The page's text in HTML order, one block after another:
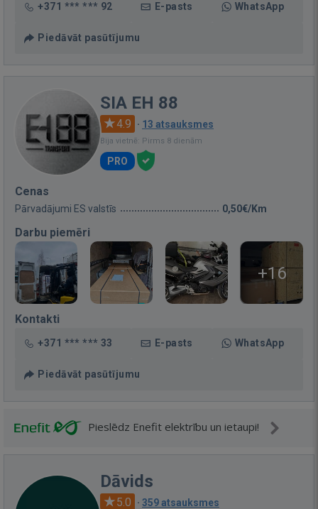
+371 *** *** 92 E-pasts WhatsApp
Piedāvāt pasūtījumu
SIA EH 88
4.9 · 13 atsauksmes
Bija vietnē: Pirms 8 dienām
PRO
Cenas
Pārvadājumi ES valstīs 0,50€/Km
Darbu piemēri
+16
Kontakti
+371 *** *** 33 E-pasts WhatsApp
Piedāvāt pasūtījumu
Pieslēdz Enefit elektrību un ietaupi!
Dāvids
5.0 · 359 atsauksmes